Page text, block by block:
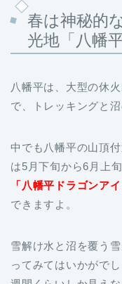
春は神秘的
光地「八幡平
で、トレッキングと
は5月下旬から6月上
「八幡平ドラゴンアイ
できますよ。
ってみてはいかがで
週間くらいしか見え